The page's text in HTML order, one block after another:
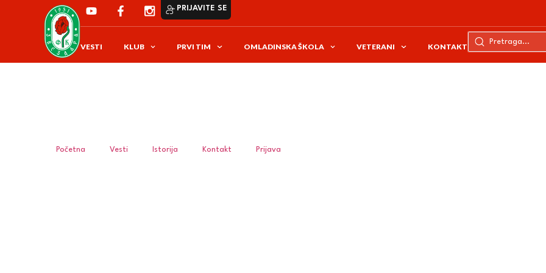
PRIJAVITE SE
VESTI KLUB PRVI TIM OMLADINSKA ŠKOLA VETERANI KONTAKT
Početna Vesti Istorija Kontakt Prijava